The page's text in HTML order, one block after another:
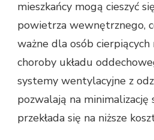
mieszkańcy mogą cieszyć
powietrza wewnętrznego,
ważne dla osób cierpiących
choroby układu
systemy wentylacyjne z
pozwalają na minimalizację
przekłada się na niższe